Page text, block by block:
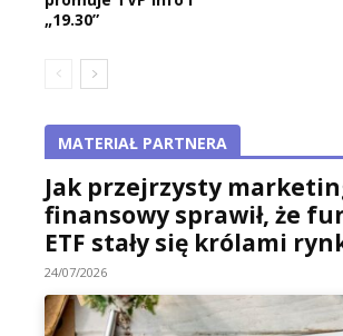
„19.30”
MATERIAŁ PARTNERA
Jak przejrzysty
finansowy sprawił, że
ETF stały się królami
24/07/2026